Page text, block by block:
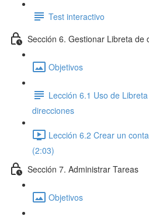
Test interactivo
Sección 6. Gestionar Libreta de
Objetivos
Lección 6.1 Uso de
direcciones
Lección 6.2 Crear un
(2:03)
Sección 7. Administrar Tareas
Objetivos